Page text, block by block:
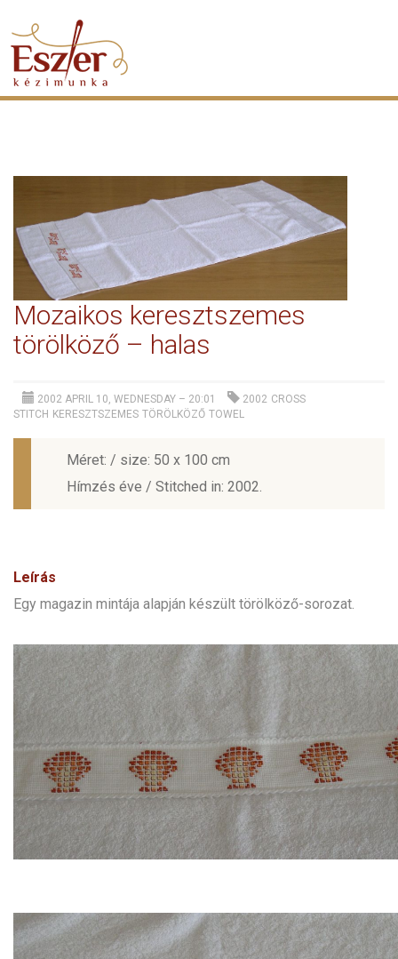
Mozaikos keresztszemes
törölköző – halas
2002 APRIL 10, WEDNESDAY – 20:01 2002 CROSS
STITCH KERESZTSZEMES TÖRÖLKÖZŐ TOWEL
Méret: / size: 50 x 100 cm
Hímzés éve / Stitched in: 2002.
Leírás
Egy magazin mintája alapján készült törölköző-sorozat.